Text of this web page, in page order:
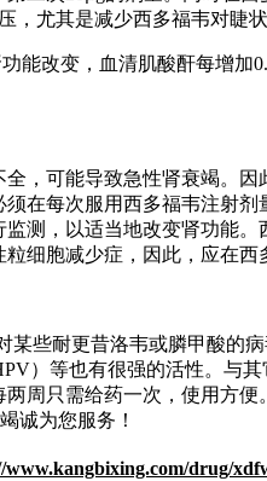
，尤其是减少西多福韦对睫状
改变，血清肌酸酐每增加0.3
，可能导致急性肾衰竭。
在每次服用西多福韦注射
测，以适当地改变肾功能
细胞减少症，因此，应在西
某些耐更昔洛韦或膦甲酸的
）等也有很强的活性。与其
周只需给药一次，使用方便
诚为您服务！
www.kangbixing.com/drug/